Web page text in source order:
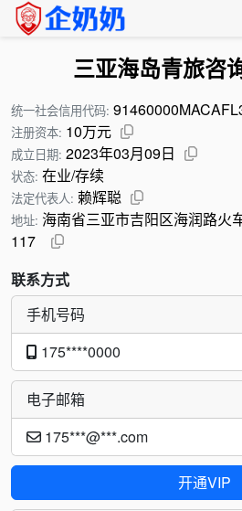
三亚海岛青旅咨
统一社会信用代码:
注册资本: 10万元
成立日期: 2023年03月09日
状态: 在业/存续
法定代表人: 赖辉聪
地址: 海南省三亚市吉阳区海润路火
117
联系方式
手机号码
175****0000
电子邮箱
175***@***.com
开通VIP